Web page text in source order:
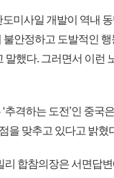
미사일 개발이 역내
안정하고 도발적인
했다. 그러면서 이런
격하는 도전’인 중국
을 맞추고 있다고 밝혔
합참의장은 서면답